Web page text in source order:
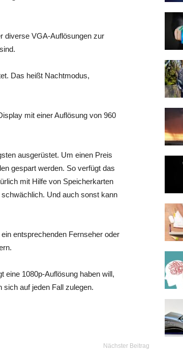
diverse VGA-Auflösungen zur
Das heißt Nachtmodus,
mit einer Auflösung von 960
ausgerüstet. Um einen Preis
gespart werden. So verfügt das
mit Hilfe von Speicherkarten
Und auch sonst kann
entsprechenden Fernseher oder
eine 1080p-Auflösung haben will,
auf jeden Fall zulegen.
Nächster Beitrag